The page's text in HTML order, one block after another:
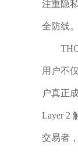
注重隐
全防线
用户不
户真正
Layer 2
交易者